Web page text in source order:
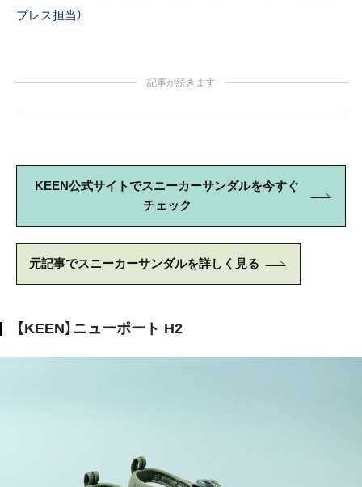
プレス担当）
記事が続きます
KEEN公式サイトでスニーカーサンダルを今すぐ
チェック
元記事でスニーカーサンダルを詳しく見る
【KEEN】ニューポート H2